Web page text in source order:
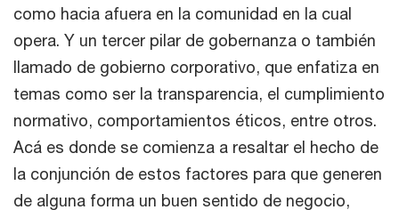
como hacia afuera en la comunidad en la cual
opera. Y un tercer pilar de gobernanza o también
llamado de gobierno corporativo, que enfatiza en
temas como ser la transparencia, el cumplimiento
normativo, comportamientos éticos, entre otros.
Acá es donde se comienza a resaltar el hecho de
la conjunción de estos factores para que generen
de alguna forma un buen sentido de negocio,